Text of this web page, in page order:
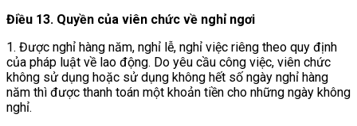
Điều 13. Quyền của viên chức về nghỉ ngơi
1. Được nghỉ hàng năm, nghỉ lễ, nghỉ việc riêng theo quy định
của pháp luật về lao động. Do yêu cầu công việc, viên chức
không sử dụng hoặc sử dụng không hết số ngày nghỉ hàng
năm thì được thanh toán một khoản tiền cho những ngày không
nghỉ.